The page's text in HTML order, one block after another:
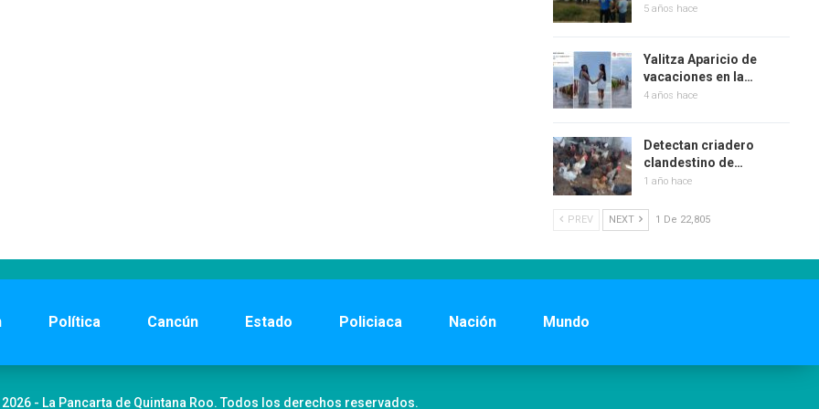
5 años hace
Yalitza Aparicio de
vacaciones en la…
4 años hace
Detectan criadero
clandestino de…
1 año hace
PREV NEXT 1 De 22,805
Política Cancún Estado Policiaca Nación Mundo
- La Pancarta de Quintana Roo. Todos los derechos reservados.